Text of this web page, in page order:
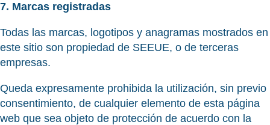
7. Marcas registradas
Todas las marcas, logotipos y anagramas mostrados en
este sitio son propiedad de SEEUE, o de terceras
empresas.
Queda expresamente prohibida la utilización, sin previo
consentimiento, de cualquier elemento de esta página
web que sea objeto de protección de acuerdo con la